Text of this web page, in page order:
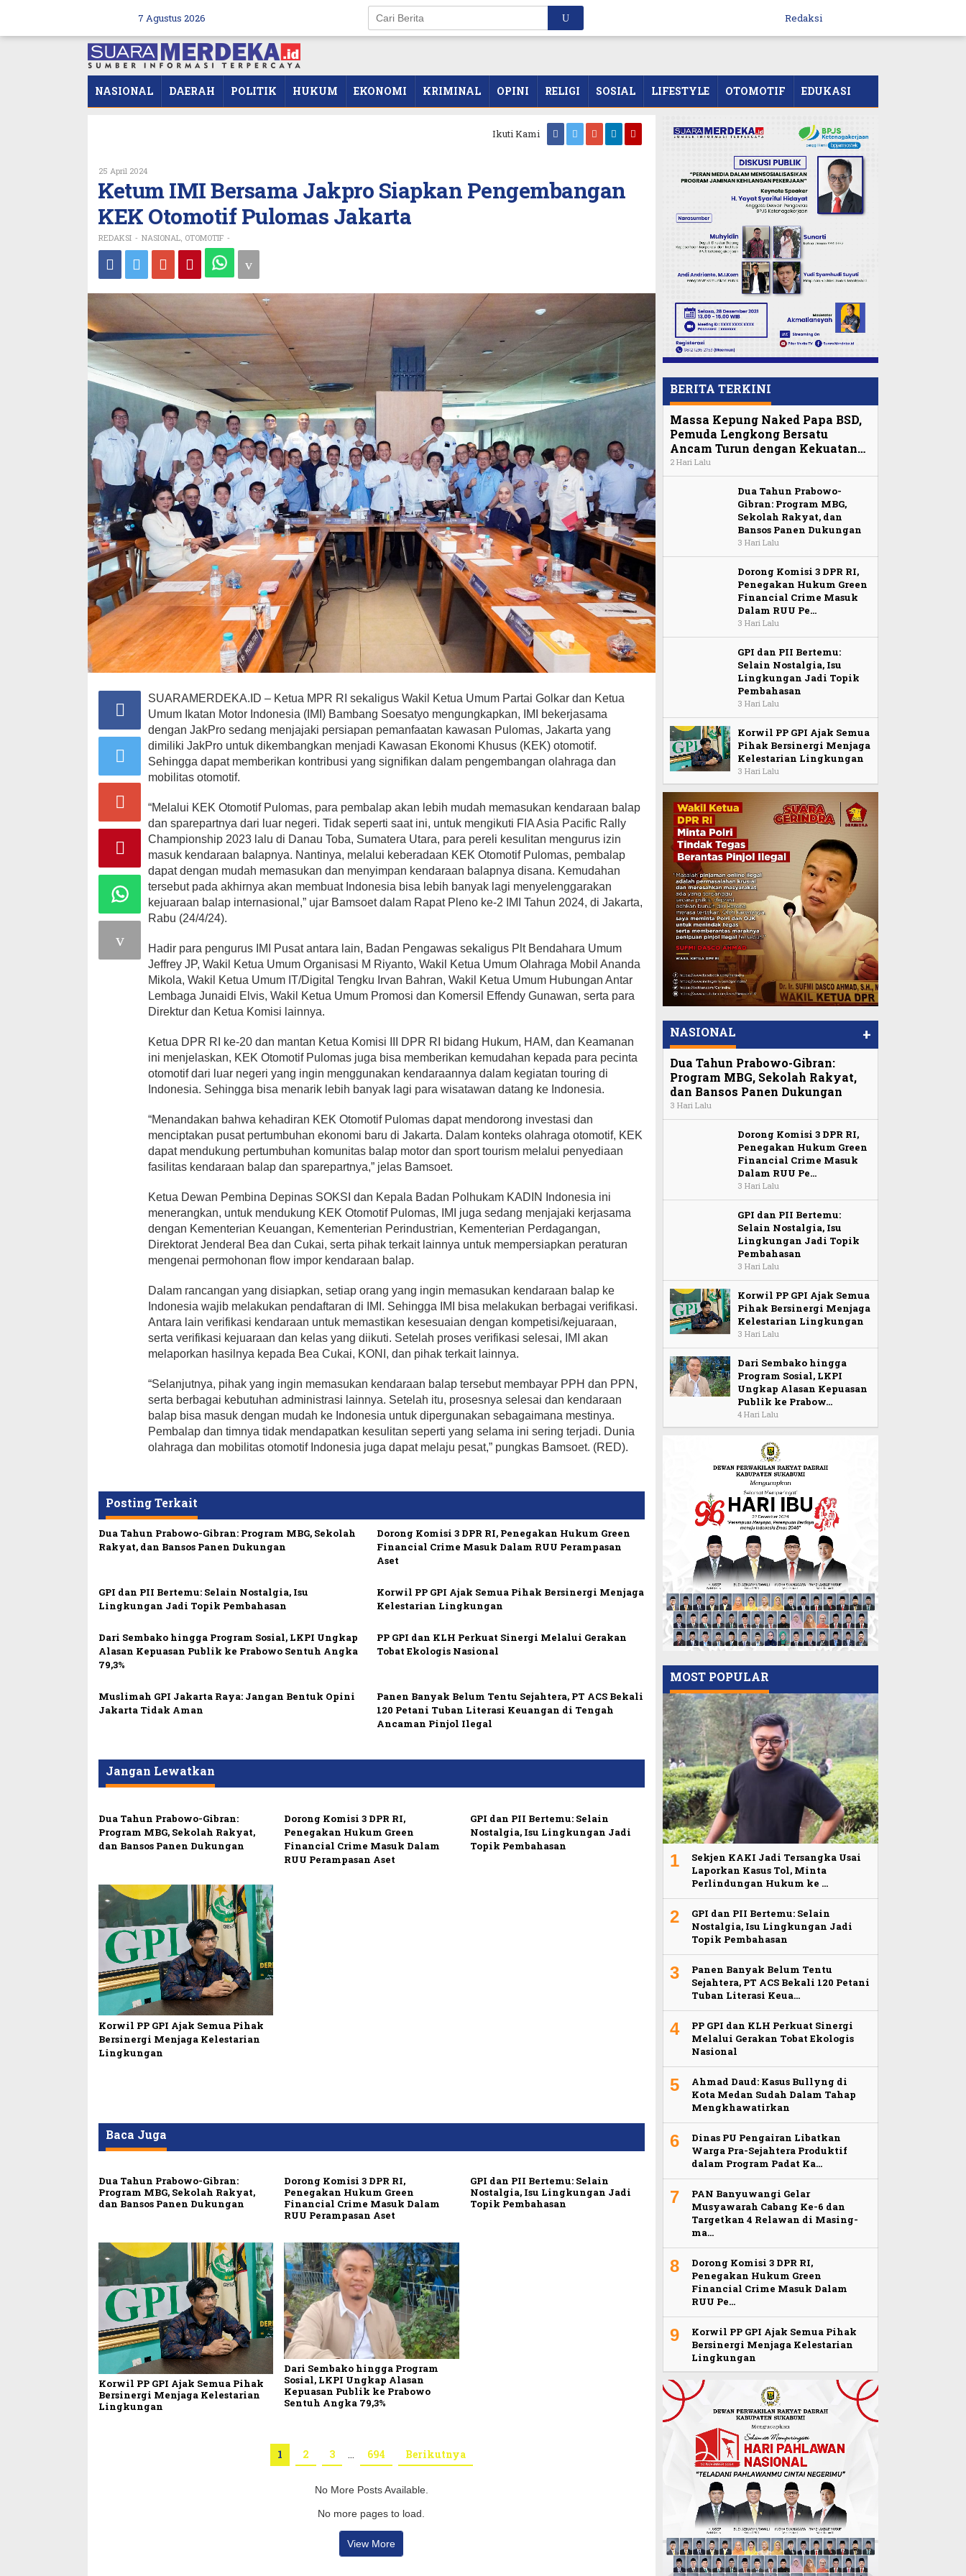
7 Agustus 2026 Redaksi
NASIONAL DAERAH POLITIK HUKUM EKONOMI KRIMINAL OPINI RELIGI SOSIAL LIFESTYLE OTOMOTIF EDUKASI
Ikuti Kami
25 April 2024Oleh
Ketum IMI Bersama Jakpro Siapkan Pengembangan
KEK Otomotif Pulomas Jakarta
REDAKSI - NASIONAL OTOMOTIF -
SUARAMERDEKA.ID – Ketua MPR RI sekaligus Wakil Ketua Umum Partai Golkar dan Ketua
Umum Ikatan Motor Indonesia (IMI) Bambang Soesatyo mengungkapkan, IMI bekerjasama
dengan JakPro sedang menjajaki persiapan pemanfaatan kawasan Pulomas, Jakarta yang
dimiliki JakPro untuk dikembangkan menjadi Kawasan Ekonomi Khusus (KEK) otomotif.
Sehingga dapat memberikan kontribusi yang signifikan dalam pengembangan olahraga dan
mobilitas otomotif.
“Melalui KEK Otomotif Pulomas, para pembalap akan lebih mudah memasukan kendaraan balap
dan sparepartnya dari luar negeri. Tidak seperti saat ini, untuk mengikuti FIA Asia Pacific Rally
Championship 2023 lalu di Danau Toba, Sumatera Utara, para pereli kesulitan mengurus izin
masuk kendaraan balapnya. Nantinya, melalui keberadaan KEK Otomotif Pulomas, pembalap
dapat dengan mudah memasukan dan menyimpan kendaraan balapnya disana. Kemudahan
tersebut pada akhirnya akan membuat Indonesia bisa lebih banyak lagi menyelenggarakan
kejuaraan balap internasional,” ujar Bamsoet dalam Rapat Pleno ke-2 IMI Tahun 2024, di Jakarta,
Rabu (24/4/24).
Hadir para pengurus IMI Pusat antara lain, Badan Pengawas sekaligus Plt Bendahara Umum
Jeffrey JP, Wakil Ketua Umum Organisasi M Riyanto, Wakil Ketua Umum Olahraga Mobil Ananda
Mikola, Wakil Ketua Umum IT/Digital Tengku Irvan Bahran, Wakil Ketua Umum Hubungan Antar
Lembaga Junaidi Elvis, Wakil Ketua Umum Promosi dan Komersil Effendy Gunawan, serta para
Direktur dan Ketua Komisi lainnya.
Ketua DPR RI ke-20 dan mantan Ketua Komisi III DPR RI bidang Hukum, HAM, dan Keamanan
ini menjelaskan, KEK Otomotif Pulomas juga bisa memberikan kemudahan kepada para pecinta
otomotif dari luar negeri yang ingin menggunakan kendaraannya dalam kegiatan touring di
Indonesia. Sehingga bisa menarik lebih banyak lagi para wisatawan datang ke Indonesia.
“Menandakan bahwa kehadiran KEK Otomotif Pulomas dapat mendorong investasi dan
menciptakan pusat pertumbuhan ekonomi baru di Jakarta. Dalam konteks olahraga otomotif, KEK
dapat mendukung pertumbuhan komunitas balap motor dan sport tourism melalui penyediaan
fasilitas kendaraan balap dan sparepartnya,” jelas Bamsoet.
Ketua Dewan Pembina Depinas SOKSI dan Kepala Badan Polhukam KADIN Indonesia ini
menerangkan, untuk mendukung KEK Otomotif Pulomas, IMI juga sedang menjajaki kerjasama
dengan Kementerian Keuangan, Kementerian Perindustrian, Kementerian Perdagangan,
Direktorat Jenderal Bea dan Cukai, serta pihak terkait lainnya untuk mempersiapkan peraturan
mengenai permohonan flow impor kendaraan balap.
Dalam rancangan yang disiapkan, setiap orang yang ingin memasukan kendaraan balap ke
Indonesia wajib melakukan pendaftaran di IMI. Sehingga IMI bisa melakukan berbagai verifikasi.
Antara lain verifikasi kendaraan untuk memastikan kesesuaian dengan kompetisi/kejuaraan,
serta verifikasi kejuaraan dan kelas yang diikuti. Setelah proses verifikasi selesai, IMI akan
melaporkan hasilnya kepada Bea Cukai, KONI, dan pihak terkait lainnya.
“Selanjutnya, pihak yang ingin memasukan kendaraan balap tersebut membayar PPH dan PPN,
serta berbagai kebutuhan administrasi lainnya. Setelah itu, prosesnya selesai dan kendaraan
balap bisa masuk dengan mudah ke Indonesia untuk dipergunakan sebagaimana mestinya.
Pembalap dan timnya tidak mendapatkan kesulitan seperti yang selama ini sering terjadi. Dunia
olahraga dan mobilitas otomotif Indonesia juga dapat melaju pesat,” pungkas Bamsoet. (RED).
Posting Terkait
Dua Tahun Prabowo-Gibran: Program MBG, Sekolah
Rakyat, dan Bansos Panen Dukungan
Dorong Komisi 3 DPR RI, Penegakan Hukum Green
Financial Crime Masuk Dalam RUU Perampasan
Aset
GPI dan PII Bertemu: Selain Nostalgia, Isu
Lingkungan Jadi Topik Pembahasan
Korwil PP GPI Ajak Semua Pihak Bersinergi Menjaga
Kelestarian Lingkungan
Dari Sembako hingga Program Sosial, LKPI Ungkap
Alasan Kepuasan Publik ke Prabowo Sentuh Angka
79,3%
PP GPI dan KLH Perkuat Sinergi Melalui Gerakan
Tobat Ekologis Nasional
Muslimah GPI Jakarta Raya: Jangan Bentuk Opini
Jakarta Tidak Aman
Panen Banyak Belum Tentu Sejahtera, PT ACS Bekali
120 Petani Tuban Literasi Keuangan di Tengah
Ancaman Pinjol Ilegal
Jangan Lewatkan
Dua Tahun Prabowo-Gibran:
Program MBG, Sekolah Rakyat,
dan Bansos Panen Dukungan
Dorong Komisi 3 DPR RI,
Penegakan Hukum Green
Financial Crime Masuk Dalam
RUU Perampasan Aset
GPI dan PII Bertemu: Selain
Nostalgia, Isu Lingkungan Jadi
Topik Pembahasan
Korwil PP GPI Ajak Semua Pihak
Bersinergi Menjaga Kelestarian
Lingkungan
Baca Juga
Dua Tahun Prabowo-Gibran:
Program MBG, Sekolah Rakyat,
dan Bansos Panen Dukungan
Dorong Komisi 3 DPR RI,
Penegakan Hukum Green
Financial Crime Masuk Dalam
RUU Perampasan Aset
GPI dan PII Bertemu: Selain
Nostalgia, Isu Lingkungan Jadi
Topik Pembahasan
Korwil PP GPI Ajak Semua Pihak
Bersinergi Menjaga Kelestarian
Lingkungan
Dari Sembako hingga Program
Sosial, LKPI Ungkap Alasan
Kepuasan Publik ke Prabowo
Sentuh Angka 79,3%
1 2 3 … 694 Berikutnya
No More Posts Available.
No more pages to load.
View More
BERITA TERKINI
Massa Kepung Naked Papa BSD,
Pemuda Lengkong Bersatu
Ancam Turun dengan Kekuatan…
2 Hari Lalu
Dua Tahun Prabowo-
Gibran: Program MBG,
Sekolah Rakyat, dan
Bansos Panen Dukungan
3 Hari Lalu
Dorong Komisi 3 DPR RI,
Penegakan Hukum Green
Financial Crime Masuk
Dalam RUU Pe…
3 Hari Lalu
GPI dan PII Bertemu:
Selain Nostalgia, Isu
Lingkungan Jadi Topik
Pembahasan
3 Hari Lalu
Korwil PP GPI Ajak Semua
Pihak Bersinergi Menjaga
Kelestarian Lingkungan
3 Hari Lalu
NASIONAL +
Dua Tahun Prabowo-Gibran:
Program MBG, Sekolah Rakyat,
dan Bansos Panen Dukungan
3 Hari Lalu
Dorong Komisi 3 DPR RI,
Penegakan Hukum Green
Financial Crime Masuk
Dalam RUU Pe…
3 Hari Lalu
GPI dan PII Bertemu:
Selain Nostalgia, Isu
Lingkungan Jadi Topik
Pembahasan
3 Hari Lalu
Korwil PP GPI Ajak Semua
Pihak Bersinergi Menjaga
Kelestarian Lingkungan
3 Hari Lalu
Dari Sembako hingga
Program Sosial, LKPI
Ungkap Alasan Kepuasan
Publik ke Prabow…
4 Hari Lalu
MOST POPULAR
1
Sekjen KAKI Jadi Tersangka Usai
Laporkan Kasus Tol, Minta
Perlindungan Hukum ke …
2
GPI dan PII Bertemu: Selain
Nostalgia, Isu Lingkungan Jadi
Topik Pembahasan
3
Panen Banyak Belum Tentu
Sejahtera, PT ACS Bekali 120 Petani
Tuban Literasi Keua…
4
PP GPI dan KLH Perkuat Sinergi
Melalui Gerakan Tobat Ekologis
Nasional
5
Ahmad Daud: Kasus Bullyng di
Kota Medan Sudah Dalam Tahap
Mengkhawatirkan
6
Dinas PU Pengairan Libatkan
Warga Pra-Sejahtera Produktif
dalam Program Padat Ka…
7
PAN Banyuwangi Gelar
Musyawarah Cabang Ke-6 dan
Targetkan 4 Relawan di Masing-
ma…
8
Dorong Komisi 3 DPR RI,
Penegakan Hukum Green
Financial Crime Masuk Dalam
RUU Pe…
9
Korwil PP GPI Ajak Semua Pihak
Bersinergi Menjaga Kelestarian
Lingkungan